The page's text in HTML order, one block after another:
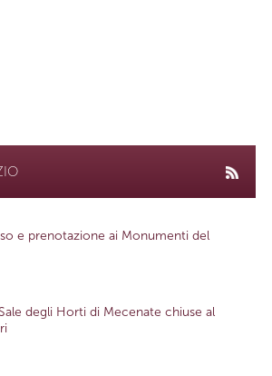
e prenotazione ai Monumenti del
degli Horti di Mecenate chiuse al